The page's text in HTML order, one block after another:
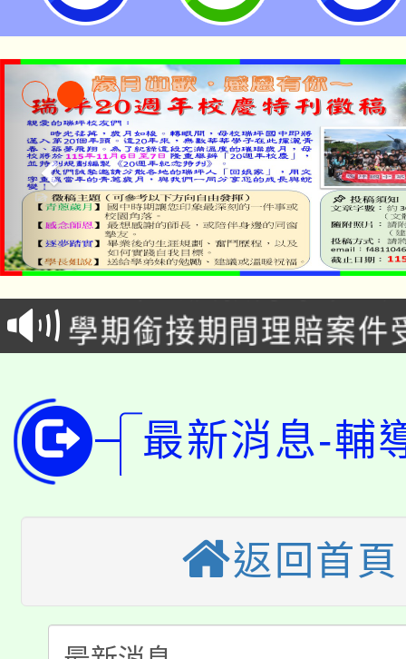
淨零綠生活教案入校路
會
115年食農教育專業人
程
學期銜接期間理賠案件
版
淨零綠領人才培育課程
公告本校115學年度第
代理(課)教師甄選結果(
「2026金融保險知識
生本土語及新住民語歌
公告本校115學年度第
公告本校115學年度第
代理(課)教師甄選結果(
轉知中國文化大學推廣
最新消息-輔
返回首頁